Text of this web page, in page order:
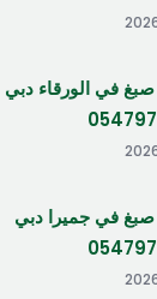
في الورقاء دبي
في جميرا دبي